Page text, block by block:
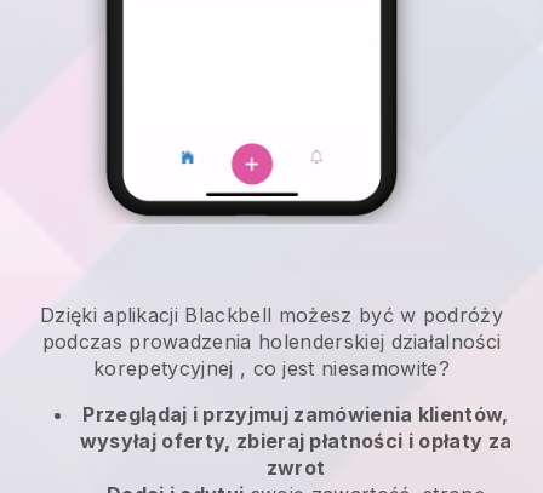
Dzięki aplikacji Blackbell możesz być w podróży
podczas prowadzenia holenderskiej działalności
korepetycyjnej , co jest niesamowite?
Przeglądaj i przyjmuj zamówienia klientów,
wysyłaj oferty, zbieraj płatności i opłaty za
zwrot